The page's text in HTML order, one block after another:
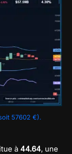
57602 €).
à 44.64, une